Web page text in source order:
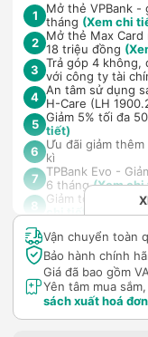
1
Mở thẻ VPBank -
tháng (Xem chi
2 Mở thẻ Max
18 triệu đồng
3 Trả góp 4 không,
với công ty tài
4 An tâm sử dụng
H-Care (LH
5 Giảm 5% tối đa
tiết)
6
Ưu đãi giảm
kì
7
TPBank Evo -
6 tháng(Xem
8
Giảm tới
chi tiết)
Vận chuyển toàn
Bảo hành chính
Giá đã bao gồm
Yên tâm mua
sách xuất hoá